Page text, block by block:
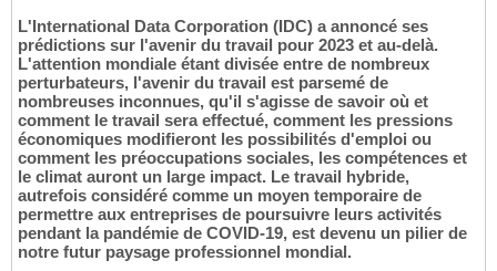
L'International Data Corporation (IDC) a annoncé ses
prédictions sur l'avenir du travail pour 2023 et au-delà.
L'attention mondiale étant divisée entre de nombreux
perturbateurs, l'avenir du travail est parsemé de
nombreuses inconnues, qu'il s'agisse de savoir où et
comment le travail sera effectué, comment les pressions
économiques modifieront les possibilités d'emploi ou
comment les préoccupations sociales, les compétences et
le climat auront un large impact. Le travail hybride,
autrefois considéré comme un moyen temporaire de
permettre aux entreprises de poursuivre leurs activités
pendant la pandémie de COVID-19, est devenu un pilier de
notre futur paysage professionnel mondial.